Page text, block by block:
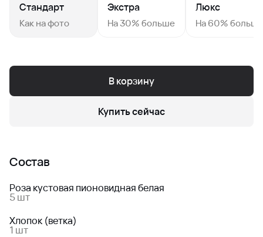
Стандарт
Как на фото
Экстра
На 30% больше
Люкс
На 60% больше
В корзину
Купить сейчас
Состав
Роза кустовая пионовидная белая
5 шт
Хлопок (ветка)
1 шт